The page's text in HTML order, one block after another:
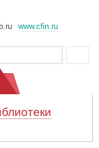
www.cfin.ru